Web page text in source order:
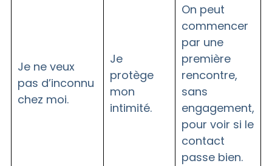
Je ne veux
pas d’inconnu
chez moi.
Je
protège
mon
intimité.
On peut
commencer
par une
première
rencontre,
sans
engagement,
pour voir si le
contact
passe bien.